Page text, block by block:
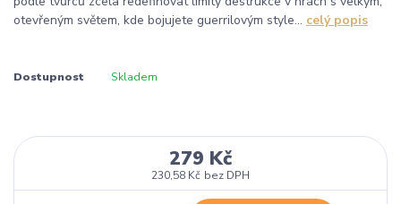
otevřeným světem, kde bojujete guerrilovým style... celý popis
Dostupnost Skladem
279 Kč
230,58 Kč bez DPH